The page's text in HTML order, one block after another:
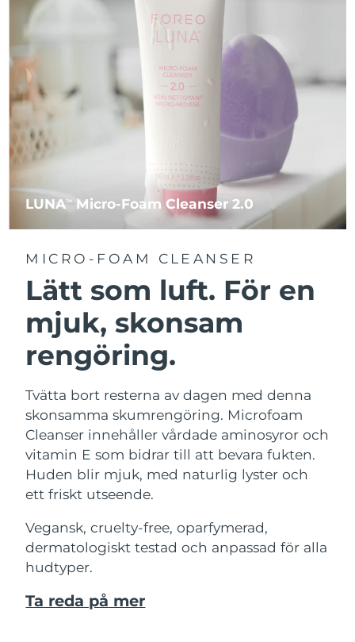
LUNATM Micro-Foam Cleanser 2.0
MICRO-FOAM CLEANSER
Lätt som luft. För en
mjuk, skonsam
rengöring.
Tvätta bort resterna av dagen med denna
skonsamma skumrengöring. Microfoam
Cleanser innehåller vårdade aminosyror och
vitamin E som bidrar till att bevara fukten.
Huden blir mjuk, med naturlig lyster och
ett friskt utseende.
Vegansk, cruelty-free, oparfymerad,
dermatologiskt testad och anpassad för alla
hudtyper.
Ta reda på mer